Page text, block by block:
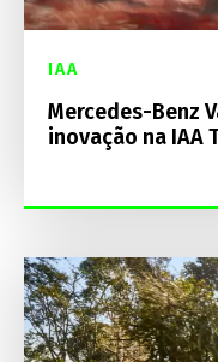
IAA
Mercedes-Benz
inovação na IAA